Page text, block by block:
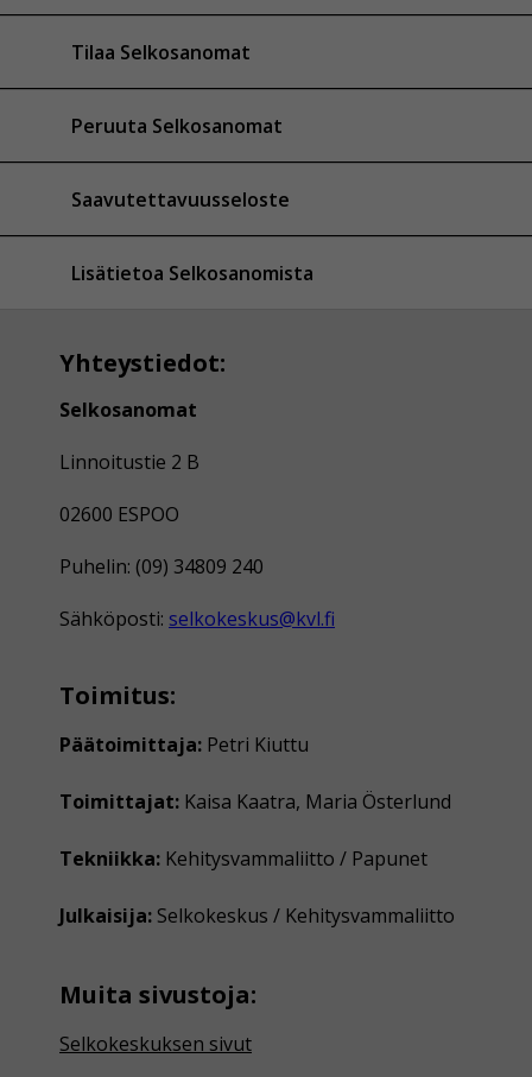
Tilaa Selkosanomat
Peruuta Selkosanomat
Saavutettavuusseloste
Lisätietoa Selkosanomista
Yhteystiedot:
Selkosanomat
Linnoitustie 2 B
02600 ESPOO
Puhelin: (09) 34809 240
Sähköposti: selkokeskus@kvl.fi
Toimitus:
Päätoimittaja: Petri Kiuttu
Toimittajat: Kaisa Kaatra, Maria Österlund
Tekniikka: Kehitysvammaliitto / Papunet
Julkaisija: Selkokeskus / Kehitysvammaliitto
Muita sivustoja:
Selkokeskuksen sivut